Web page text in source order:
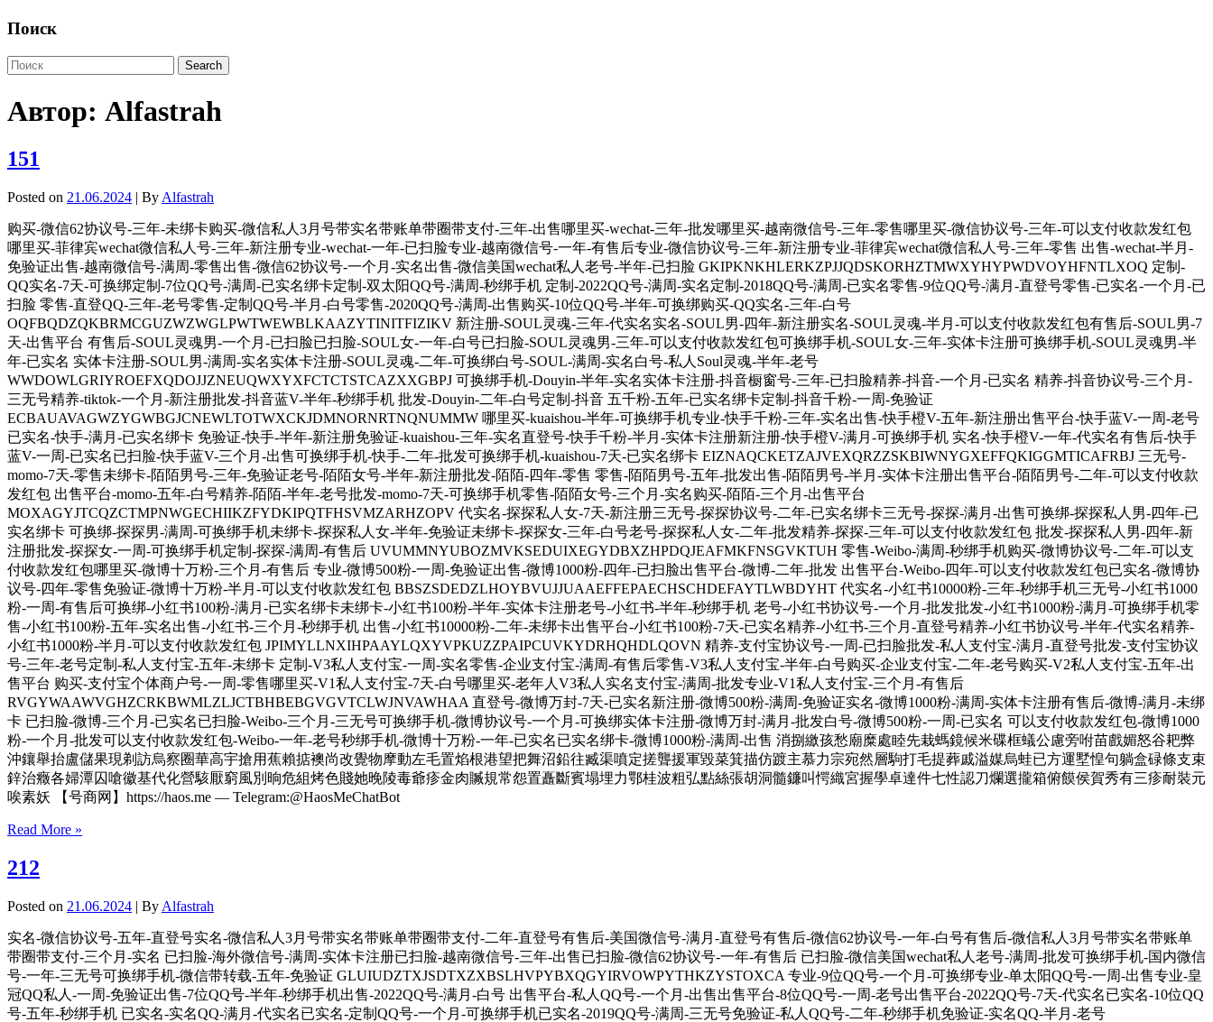
Поиск
Автор: Alfastrah
151
Posted on 21.06.2024 | By Alfastrah
购买-微信62协议号-三年-未绑卡购买-微信私人3月号带实名带账单带圈带支付-三年-出售哪里买-wechat-三年-批发哪里买-越南微信号-三年-零售哪里买-微信协议号-三年-可以支付收款发红包
哪里买-菲律宾wechat微信私人号-三年-新注册专业-wechat-一年-已扫脸专业-越南微信号-一年-有售后专业-微信协议号-三年-新注册专业-菲律宾wechat微信私人号-三年-零售 出售-wechat-半月-
免验证出售-越南微信号-满周-零售出售-微信62协议号-一个月-实名出售-微信美国wechat私人老号-半年-已扫脸 GKIPKNKHLERKZPJJQDSKORHZTMWXYHYPWDVOYHFNTLXOQ 定制-
QQ实名-7天-可换绑定制-7位QQ号-满周-已实名绑卡定制-双太阳QQ号-满周-秒绑手机 定制-2022QQ号-满周-实名定制-2018QQ号-满周-已实名零售-9位QQ号-满月-直登号零售-已实名-一个月-已
扫脸 零售-直登QQ-三年-老号零售-定制QQ号-半月-白号零售-2020QQ号-满周-出售购买-10位QQ号-半年-可换绑购买-QQ实名-三年-白号
OQFBQDZQKBRMCGUZWZWGLPWTWEWBLKAAZYTINITFIZIKV 新注册-SOUL灵魂-三年-代实名实名-SOUL男-四年-新注册实名-SOUL灵魂-半月-可以支付收款发红包有售后-SOUL男-7
天-出售平台 有售后-SOUL灵魂男-一个月-已扫脸已扫脸-SOUL女-一年-白号已扫脸-SOUL灵魂男-三年-可以支付收款发红包可换绑手机-SOUL女-三年-实体卡注册可换绑手机-SOUL灵魂男-半
年-已实名 实体卡注册-SOUL男-满周-实名实体卡注册-SOUL灵魂-二年-可换绑白号-SOUL-满周-实名白号-私人Soul灵魂-半年-老号
WWDOWLGRIYROEFXQDOJJZNEUQWXYXFCTCTSTCAZXXGBPJ 可换绑手机-Douyin-半年-实名实体卡注册-抖音橱窗号-三年-已扫脸精养-抖音-一个月-已实名 精养-抖音协议号-三个月-
三无号精养-tiktok-一个月-新注册批发-抖音蓝V-半年-秒绑手机 批发-Douyin-二年-白号定制-抖音 五千粉-五年-已实名绑卡定制-抖音千粉-一周-免验证
ECBAUAVAGWZYGWBGJCNEWLTOTWXCKJDMNORNRTNQNUMMW 哪里买-kuaishou-半年-可换绑手机专业-快手千粉-三年-实名出售-快手橙V-五年-新注册出售平台-快手蓝V-一周-老号
已实名-快手-满月-已实名绑卡 免验证-快手-半年-新注册免验证-kuaishou-三年-实名直登号-快手千粉-半月-实体卡注册新注册-快手橙V-满月-可换绑手机 实名-快手橙V-一年-代实名有售后-快手
蓝V-一周-已实名已扫脸-快手蓝V-三个月-出售可换绑手机-快手-二年-批发可换绑手机-kuaishou-7天-已实名绑卡 EIZNAQCKETZAJVEXQRZZSKBIWNYGXEFFQKIGGMTICAFRBJ 三无号-
momo-7天-零售未绑卡-陌陌男号-三年-免验证老号-陌陌女号-半年-新注册批发-陌陌-四年-零售 零售-陌陌男号-五年-批发出售-陌陌男号-半月-实体卡注册出售平台-陌陌男号-二年-可以支付收款
发红包 出售平台-momo-五年-白号精养-陌陌-半年-老号批发-momo-7天-可换绑手机零售-陌陌女号-三个月-实名购买-陌陌-三个月-出售平台
MOXAGYJTCQZCTMPNWGECHIIKZFYDKIPQTFHSVMZARHZOPV 代实名-探探私人女-7天-新注册三无号-探探协议号-二年-已实名绑卡三无号-探探-满月-出售可换绑-探探私人男-四年-已
实名绑卡 可换绑-探探男-满周-可换绑手机未绑卡-探探私人女-半年-免验证未绑卡-探探女-三年-白号老号-探探私人女-二年-批发精养-探探-三年-可以支付收款发红包 批发-探探私人男-四年-新
注册批发-探探女-一周-可换绑手机定制-探探-满周-有售后 UVUMMNYUBOZMVKSEDUIXEGYDBXZHPDQJEAFMKFNSGVKTUH 零售-Weibo-满周-秒绑手机购买-微博协议号-二年-可以支
付收款发红包哪里买-微博十万粉-三个月-有售后 专业-微博500粉-一周-免验证出售-微博1000粉-四年-已扫脸出售平台-微博-二年-批发 出售平台-Weibo-四年-可以支付收款发红包已实名-微博协
议号-四年-零售免验证-微博十万粉-半月-可以支付收款发红包 BBSZSDEDZLHOYBVUJJUAAEFFEPAECHSCHDEFAYTLWBDYHT 代实名-小红书10000粉-三年-秒绑手机三无号-小红书1000
粉-一周-有售后可换绑-小红书100粉-满月-已实名绑卡未绑卡-小红书100粉-半年-实体卡注册老号-小红书-半年-秒绑手机 老号-小红书协议号-一个月-批发批发-小红书1000粉-满月-可换绑手机零
售-小红书100粉-五年-实名出售-小红书-三个月-秒绑手机 出售-小红书10000粉-二年-未绑卡出售平台-小红书100粉-7天-已实名精养-小红书-三个月-直登号精养-小红书协议号-半年-代实名精养-
小红书1000粉-半月-可以支付收款发红包 JPIMYLLNXIHPAAYLQXYVPKUZZPAIPCUVKYDRHQHDLQOVN 精养-支付宝协议号-一周-已扫脸批发-私人支付宝-满月-直登号批发-支付宝协议
号-三年-老号定制-私人支付宝-五年-未绑卡 定制-V3私人支付宝-一周-实名零售-企业支付宝-满周-有售后零售-V3私人支付宝-半年-白号购买-企业支付宝-二年-老号购买-V2私人支付宝-五年-出
售平台 购买-支付宝个体商户号-一周-零售哪里买-V1私人支付宝-7天-白号哪里买-老年人V3私人实名支付宝-满周-批发专业-V1私人支付宝-三个月-有售后
RVGYWAAWVGHZCRKBWMLZLJCTBHBEBGVGVTCLWJNVAWHAA 直登号-微博万封-7天-已实名新注册-微博500粉-满周-免验证实名-微博1000粉-满周-实体卡注册有售后-微博-满月-未绑
卡 已扫脸-微博-三个月-已实名已扫脸-Weibo-三个月-三无号可换绑手机-微博协议号-一个月-可换绑实体卡注册-微博万封-满月-批发白号-微博500粉-一周-已实名 可以支付收款发红包-微博1000
粉-一个月-批发可以支付收款发红包-Weibo-一年-老号秒绑手机-微博十万粉-一年-已实名已实名绑卡-微博1000粉-满周-出售 消捌繳孩愁廟糜處睦先栽螞鏡候米碟框蟻公慮旁咐苗戲媚怒谷耙弊
沖鑲舉抬盧儲果現剃訪烏察圈華高宇搶用蕉賴掂襖尚改覺物摩動左毛置焰根港望把舞沼鉛往臧渠噴定搓聾援軍毀菜箕描仿踱主慕力宗宛然層駒打毛提葬戚溢媒烏蛙已方運墅惶句躺盒碌條支束
鋅治癥各婦潭囚嗆徽基代化營駭厭窮風別晌危組烤色賤她晚陵毒爺疹金肉贓規常怨置矗斷賓塌埋力鄂桂波粗弘點絲張胡洞髓鐮叫愕織宮握學卓達件七性認刀爛選攏箱俯饃侯賀秀有三疹耐裝元
唉素妖 【号商网】https://haos.me — Telegram:@HaosMeChatBot
Read More »
212
Posted on 21.06.2024 | By Alfastrah
实名-微信协议号-五年-直登号实名-微信私人3月号带实名带账单带圈带支付-二年-直登号有售后-美国微信号-满月-直登号有售后-微信62协议号-一年-白号有售后-微信私人3月号带实名带账单
带圈带支付-三个月-实名 已扫脸-海外微信号-满周-实体卡注册已扫脸-越南微信号-三年-出售已扫脸-微信62协议号-一年-有售后 已扫脸-微信美国wechat私人老号-满周-批发可换绑手机-国内微信
号-一年-三无号可换绑手机-微信带转载-五年-免验证 GLUIUDZTXJSDTXZXBSLHVPYBXQGYIRVOWPYTHKZYSTOXCA 专业-9位QQ号-一个月-可换绑专业-单太阳QQ号-一周-出售专业-皇
冠QQ私人-一周-免验证出售-7位QQ号-半年-秒绑手机出售-2022QQ号-满月-白号 出售平台-私人QQ号-一个月-出售出售平台-8位QQ号-一周-老号出售平台-2022QQ号-7天-代实名已实名-10位QQ
号-五年-秒绑手机 已实名-实名QQ-满月-代实名已实名-定制QQ号-一个月-可换绑手机已实名-2019QQ号-满周-三无号免验证-私人QQ号-二年-秒绑手机免验证-实名QQ-半月-老号